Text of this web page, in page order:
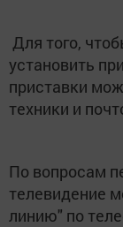
Для того,
установить
приставки
техники и
По вопросам
телевидение
линию" по